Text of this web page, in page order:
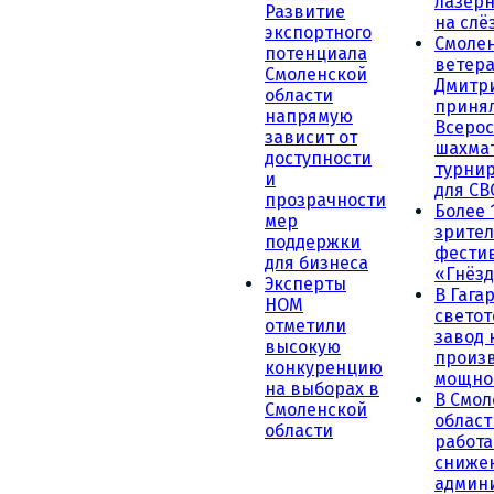
Развитие
экспортного
потенциала
Смоленской
области
напрямую
зависит от
доступности
и
прозрачности
мер
поддержки
для бизнеса
Эксперты
НОМ
отметили
высокую
конкуренцию
на выборах в
Смоленской
области
на
для
Более
В
завод
В